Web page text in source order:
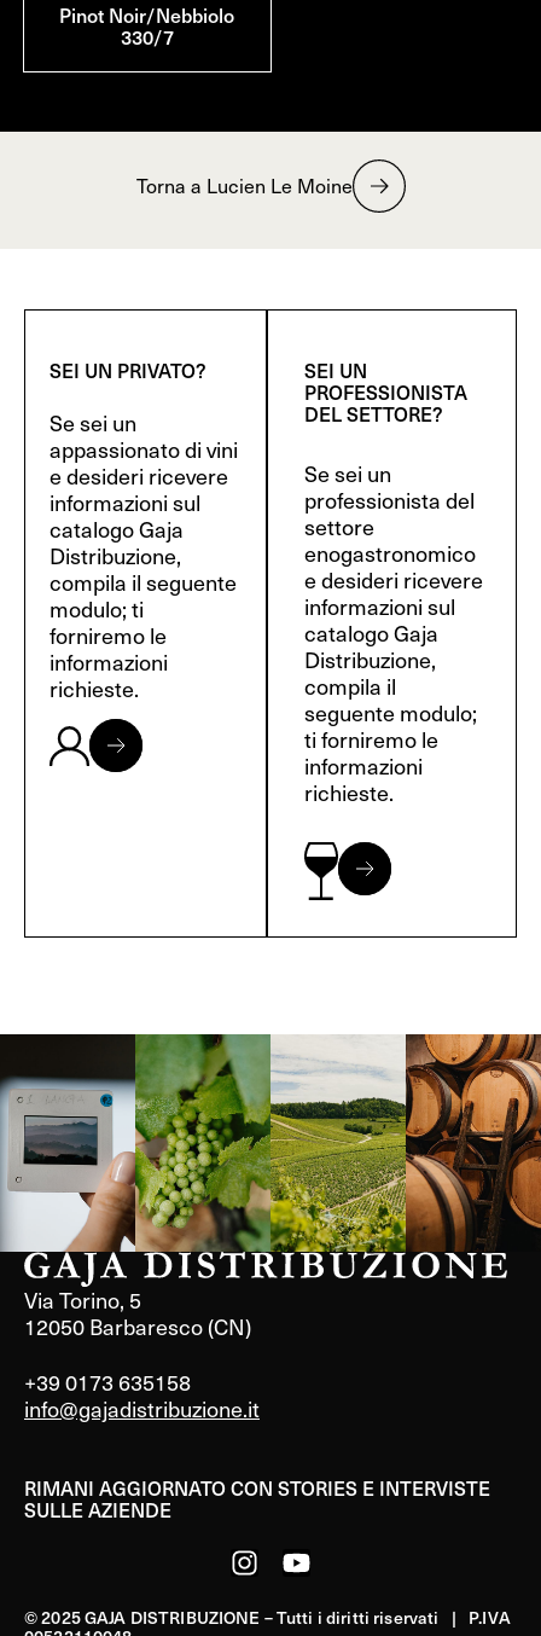
Pinot Noir/Nebbiolo
330/7
Torna a Lucien Le Moine
SEI UN PRIVATO?
Se sei un
appassionato di vini
e desideri ricevere
informazioni sul
catalogo Gaja
Distribuzione,
compila il seguente
modulo; ti
forniremo le
informazioni
richieste.
SEI UN
PROFESSIONISTA
DEL SETTORE?
Se sei un
professionista del
settore
enogastronomico
e desideri ricevere
informazioni sul
catalogo Gaja
Distribuzione,
compila il
seguente modulo;
ti forniremo le
informazioni
richieste.
Borgogna,
Francia
Borgogna,
Francia
Instagram
Via Torino, 5
12050 Barbaresco (CN)
+39 0173 635158
info@gajadistribuzione.it
RIMANI AGGIORNATO CON STORIES E INTERVISTE
SULLE AZIENDE
© 2025 GAJA DISTRIBUZIONE – Tutti i diritti riservati | P.IVA